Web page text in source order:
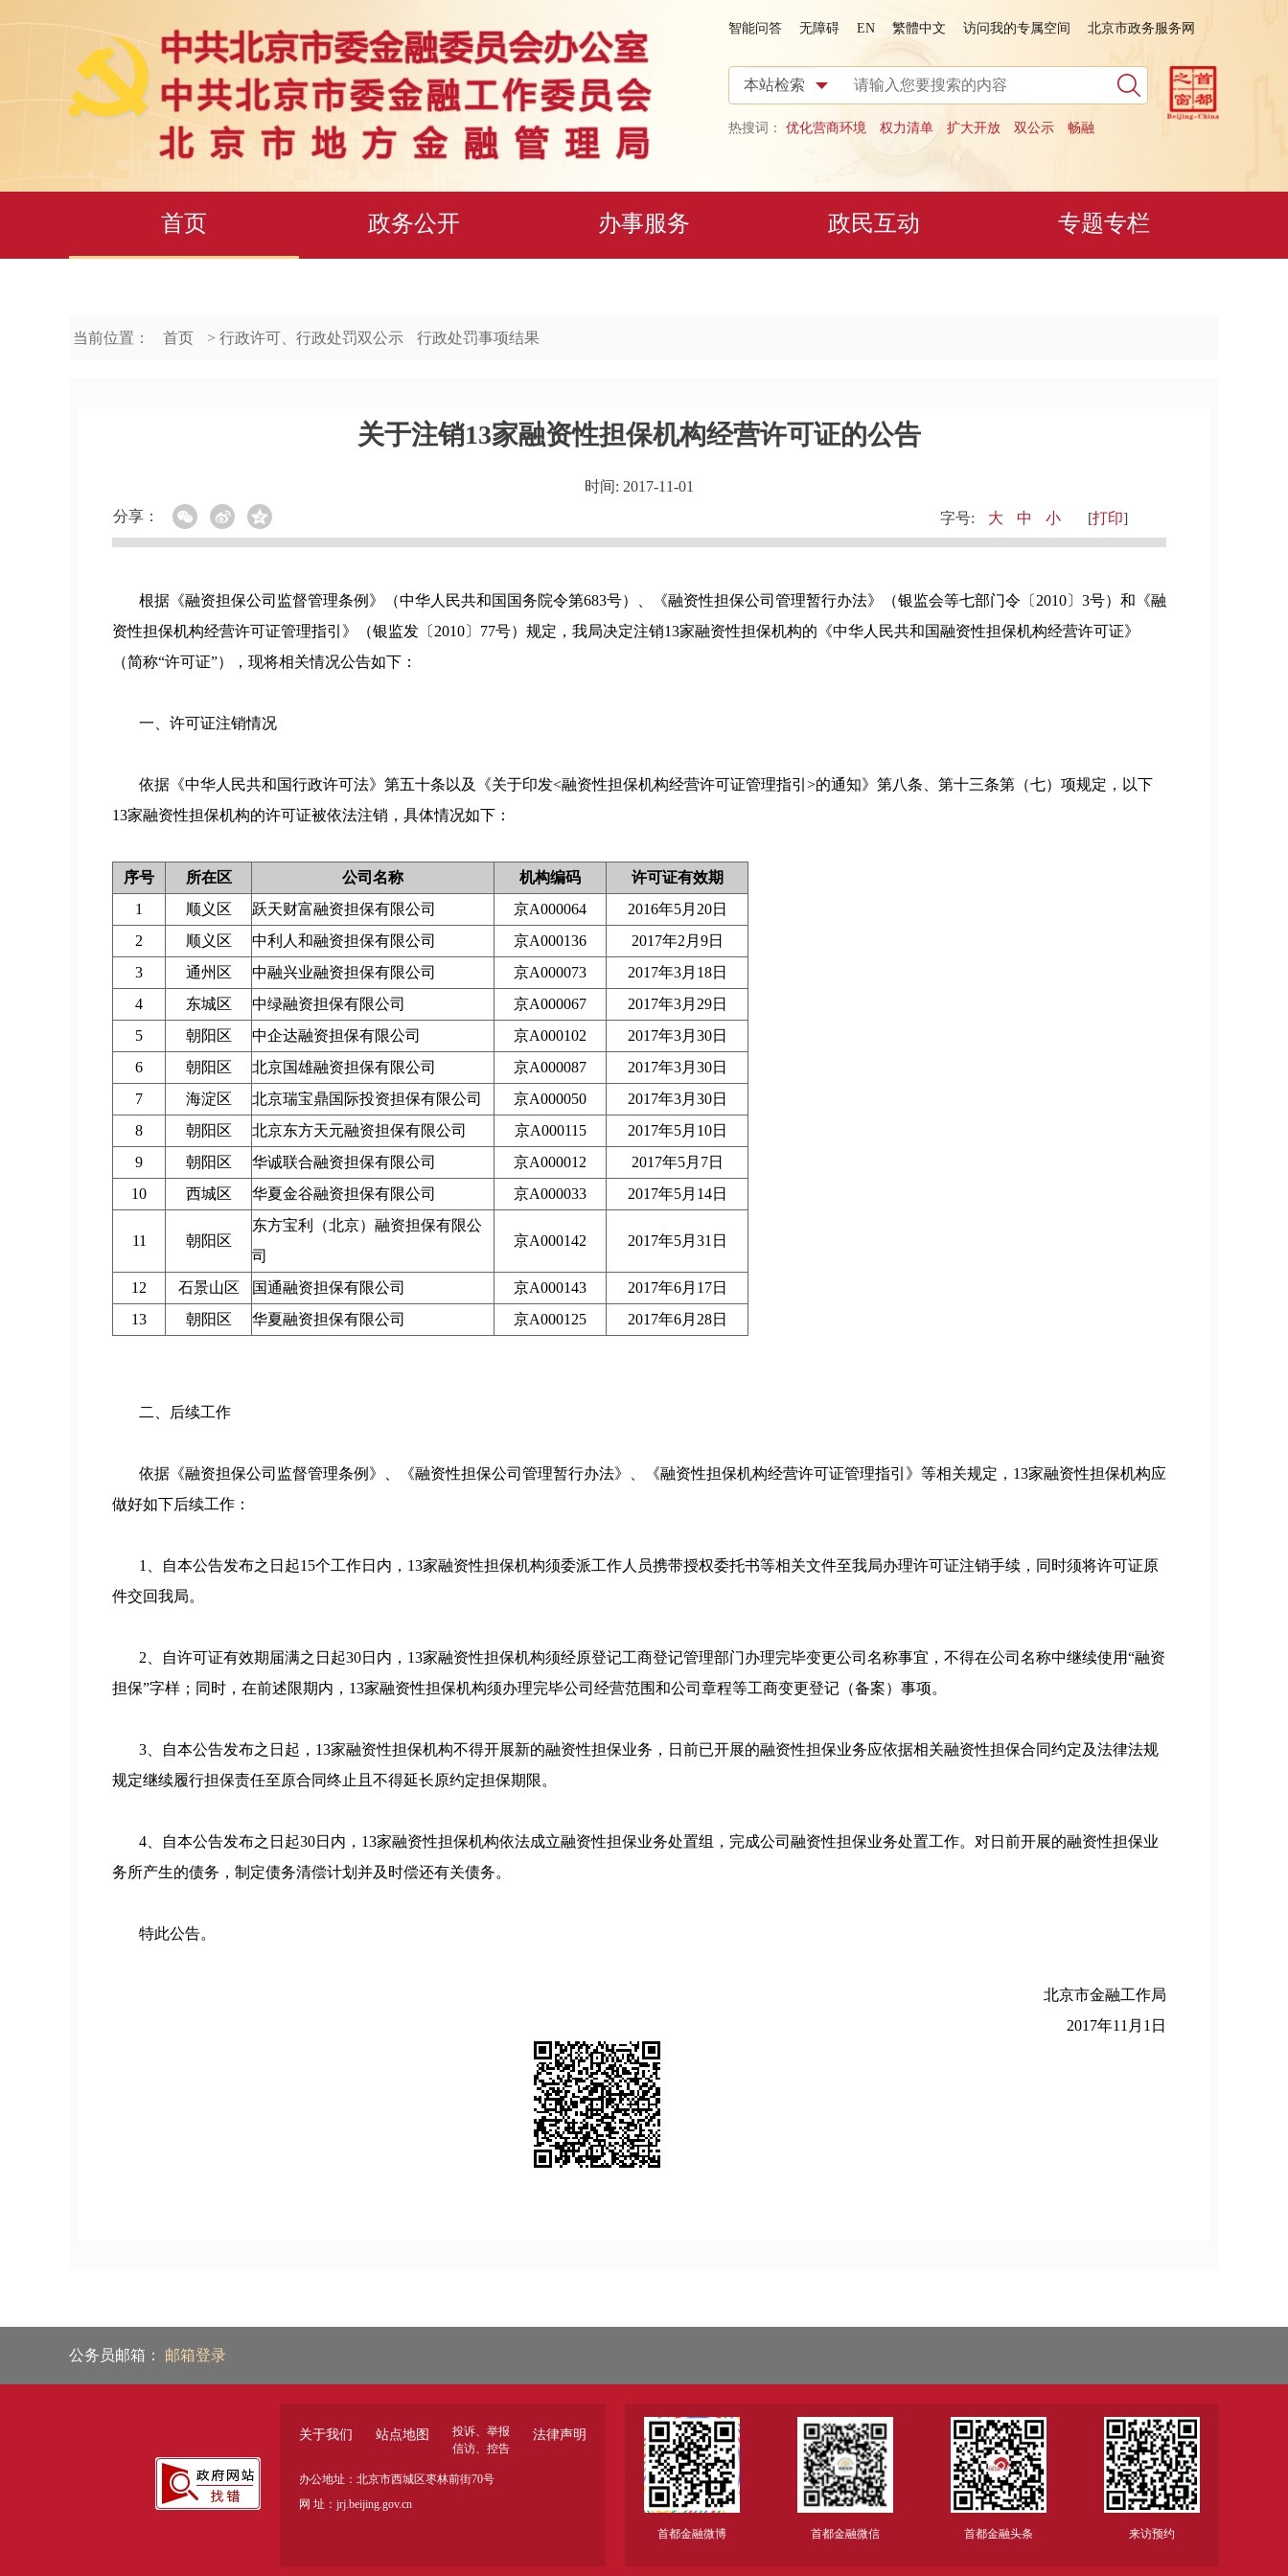
智能问答 无障碍 EN 繁體中文 访问我的专属空间 北京市政务服务网
热搜词： 优化营商环境 权力清单 扩大开放 双公示 畅融
首页 政务公开 办事服务 政民互动 专题专栏
当前位置： 首页 > 行政许可、行政处罚双公示 行政处罚事项结果
关于注销13家融资性担保机构经营许可证的公告
时间: 2017-11-01
分享：
字号: 大 中 小 [打印]
根据《融资担保公司监督管理条例》（中华人民共和国国务院令第683号）、《融资性担保公司管理暂行办法》（银监会等七部门令〔2010〕3号）和《融
资性担保机构经营许可证管理指引》（银监发〔2010〕77号）规定，我局决定注销13家融资性担保机构的《中华人民共和国融资性担保机构经营许可证》
（简称“许可证”），现将相关情况公告如下：
一、许可证注销情况
依据《中华人民共和国行政许可法》第五十条以及《关于印发<融资性担保机构经营许可证管理指引>的通知》第八条、第十三条第（七）项规定，以下
13家融资性担保机构的许可证被依法注销，具体情况如下：
序号 所在区 公司名称 机构编码
许可证有效期
1
顺义区 跃天财富融资担保有限公司 京A000064
2016年5月20日
2
顺义区 中利人和融资担保有限公司 京A000136
2017年2月9日
3
通州区 中融兴业融资担保有限公司 京A000073
2017年3月18日
4
东城区 中绿融资担保有限公司 京A000067
2017年3月29日
5
朝阳区 中企达融资担保有限公司 京A000102
2017年3月30日
6
朝阳区 北京国雄融资担保有限公司 京A000087
2017年3月30日
7
海淀区 北京瑞宝鼎国际投资担保有限公司 京A000050
2017年3月30日
8
朝阳区 北京东方天元融资担保有限公司 京A000115
2017年5月10日
9
朝阳区 华诚联合融资担保有限公司 京A000012
2017年5月7日
10
西城区 华夏金谷融资担保有限公司 京A000033 2017年5月14日
11 朝阳区
东方宝利（北京）融资担保有限公
司
京A000142 2017年5月31日
12 石景山区 国通融资担保有限公司 京A000143
2017年6月17日
13
朝阳区 华夏融资担保有限公司 京A000125 2017年6月28日
二、后续工作
依据《融资担保公司监督管理条例》、《融资性担保公司管理暂行办法》、《融资性担保机构经营许可证管理指引》等相关规定，13家融资性担保机构应
做好如下后续工作：
1、自本公告发布之日起15个工作日内，13家融资性担保机构须委派工作人员携带授权委托书等相关文件至我局办理许可证注销手续，同时须将许可证原
件交回我局。
2、自许可证有效期届满之日起30日内，13家融资性担保机构须经原登记工商登记管理部门办理完毕变更公司名称事宜，不得在公司名称中继续使用“融资
担保”字样；同时，在前述限期内，13家融资性担保机构须办理完毕公司经营范围和公司章程等工商变更登记（备案）事项。
3、自本公告发布之日起，13家融资性担保机构不得开展新的融资性担保业务，日前已开展的融资性担保业务应依据相关融资性担保合同约定及法律法规
规定继续履行担保责任至原合同终止且不得延长原约定担保期限。
4、自本公告发布之日起30日内，13家融资性担保机构依法成立融资性担保业务处置组，完成公司融资性担保业务处置工作。对日前开展的融资性担保业
务所产生的债务，制定债务清偿计划并及时偿还有关债务。
特此公告。
北京市金融工作局
2017年11月1日
公务员邮箱： 邮箱登录
关于我们 站点地图
投诉、举报
信访、控告
法律声明
办公地址：北京市西城区枣林前街70号
网 址：jrj.beijing.gov.cn
首都金融微博 首都金融微信 首都金融头条 来访预约